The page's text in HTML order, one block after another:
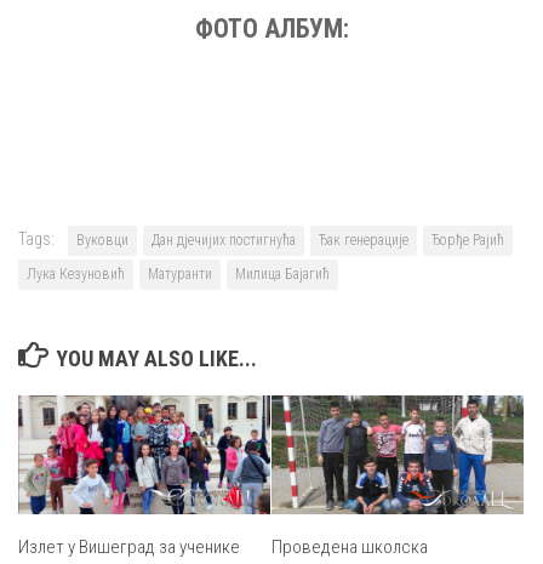
ФОТО АЛБУМ:
Tags: Вуковци Дан дјечијих постигнућа Ђак генерације
Ђорђе Рајић
Лука Кезуновић
Матуранти Милица Бајагић
YOU MAY ALSO LIKE...
Излет у Вишеград за ученике
Проведена школска